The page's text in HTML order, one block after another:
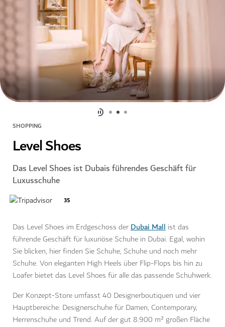
SHOPPING
Level Shoes
Das Level Shoes ist Dubais führendes Geschäft für
Luxusschuhe
35
Das Level Shoes im Erdgeschoss derDubai Mall ist das
führende Geschäft für luxuriöse Schuhe in Dubai. Egal, wohin
Sie blicken, hier finden Sie Schuhe, Schuhe und noch mehr
Schuhe. Von eleganten High Heels über Flip-Flops bis hin zu
Loafer bietet das Level Shoes für alle das passende Schuhwerk.
Der Konzept-Store umfasst 40 Designerboutiquen und vier
Hauptbereiche: Designerschuhe für Damen, Contemporary,
Herrenschuhe und Trend. Auf der gut 8.900 m² großen Fläche